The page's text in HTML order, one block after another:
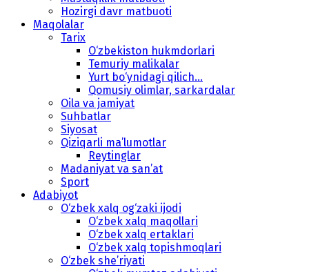
Hozirgi davr matbuoti
Maqolalar
Tarix
O‘zbekiston hukmdorlari
Temuriy malikalar
Yurt bo‘ynidagi qilich...
Qomusiy olimlar, sarkardalar
Oila va jamiyat
Suhbatlar
Siyosat
Qiziqarli ma’lumotlar
Reytinglar
Madaniyat va san’at
Sport
Adabiyot
O‘zbek xalq og‘zaki ijodi
O‘zbek xalq maqollari
O‘zbek xalq ertaklari
O‘zbek xalq topishmoqlari
O‘zbek she’riyati